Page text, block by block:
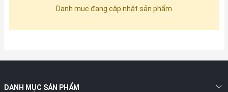
Danh mục đang cập nhật sản phẩm
DANH MỤC SẢN PHẨM